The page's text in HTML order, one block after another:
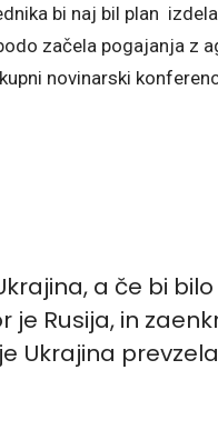
bi naj bil plan
začela pogajanja z
novinarski
a če bi
je Rusija, in
Ukrajina